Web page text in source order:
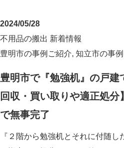
2024/05/28
不用品の搬出 新着情報
豊明市の事例ご紹介, 知立市の事
豊明市で『勉強机』の戸建
回収・買い取りや適正処
で無事完了
『２階から勉強机とそれに付随